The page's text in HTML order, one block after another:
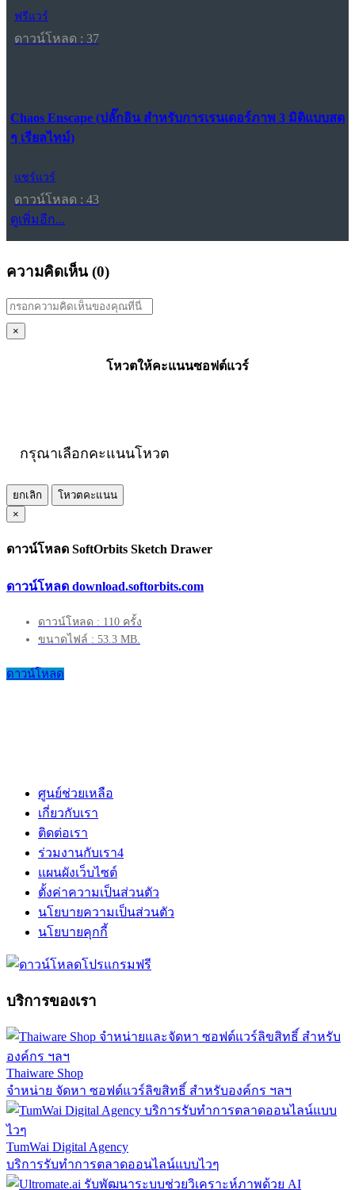
ฟรีแวร์
ดาวน์โหลด : 37
Chaos Enscape (ปลั๊กอิน สำหรับการเรนเดอร์ภาพ 3 มิติแบบสด
ๆ เรียลไทม์)
แชร์แวร์
ดาวน์โหลด : 43
ดูเพิ่มอีก...
ความคิดเห็น (0)
×
โหวตให้คะแนนซอฟต์แวร์
กรุณาเลือกคะแนนโหวต
ยกเลิก
โหวตคะแนน
×
ดาวน์โหลด SoftOrbits Sketch Drawer
ดาวน์โหลด download.softorbits.com
ดาวน์โหลด : 110 ครั้ง
ขนาดไฟล์ : 53.3 MB.
ดาวน์โหลด
ศูนย์ช่วยเหลือ
เกี่ยวกับเรา
ติดต่อเรา
ร่วมงานกับเรา4
แผนผังเว็บไซต์
ตั้งค่าความเป็นส่วนตัว
นโยบายความเป็นส่วนตัว
นโยบายคุกกี้
บริการของเรา
Thaiware Shop
จำหน่าย จัดหา ซอฟต์แวร์ลิขสิทธิ์ สำหรับองค์กร ฯลฯ
TumWai Digital Agency
บริการรับทำการตลาดออนไลน์แบบไวๆ